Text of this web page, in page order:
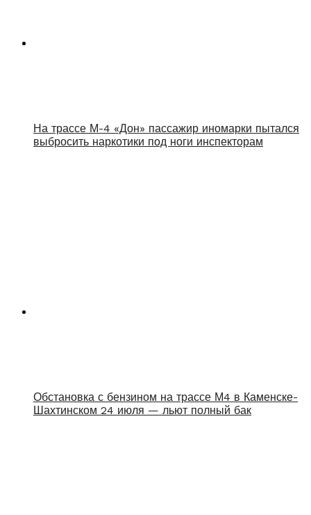
На трассе М-4 «Дон» пассажир иномарки пытался
выбросить наркотики под ноги инспекторам
Обстановка с бензином на трассе М4 в Каменске-
Шахтинском 24 июля — льют полный бак